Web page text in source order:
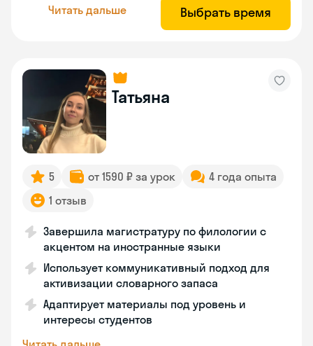
Читать дальше Выбрать время
Татьяна
5 от 1590 ₽ за урок
4 года опыта
1 отзыв
Завершила магистратуру по филологии с
акцентом на иностранные языки
Использует коммуникативный подход для
активизации словарного запаса
Адаптирует материалы под уровень и
интересы студентов